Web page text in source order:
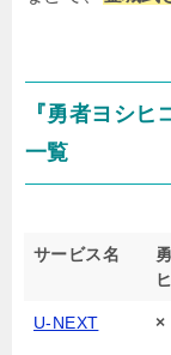
『勇者ヨシ
一覧
サービス名
U-NEXT ×